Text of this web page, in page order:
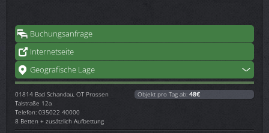
Buchungsanfrage
Internetseite
Geografische Lage
01814 Bad Schandau, OT Prossen
Talstraße 12a
Telefon: 035022 40000
8 Betten + zusätzlich Aufbettung
Objekt pro Tag ab: 48€